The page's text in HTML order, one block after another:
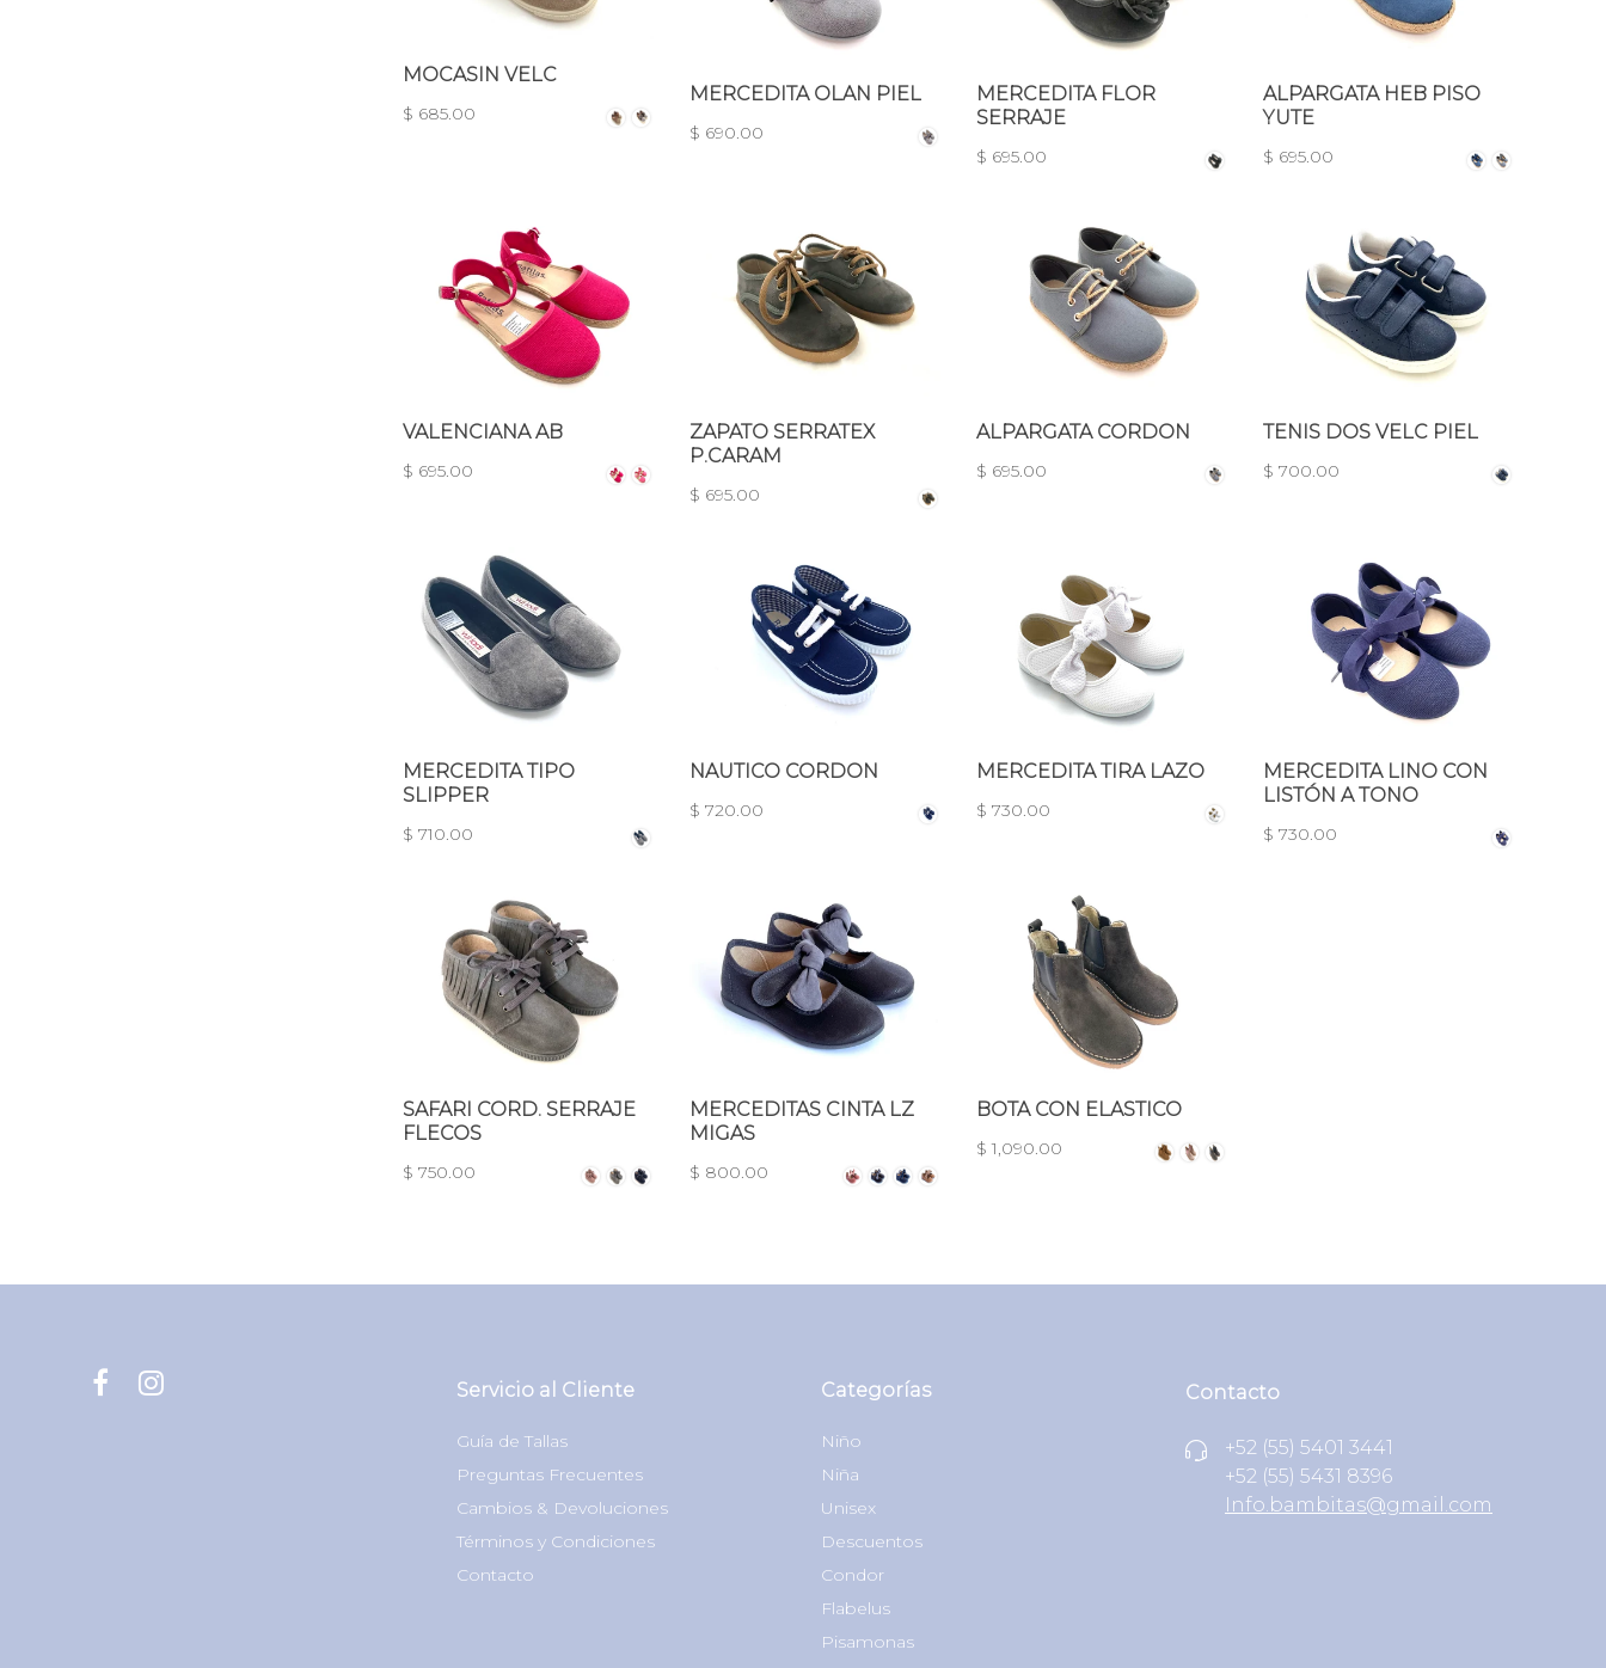
MOCASIN VELC
$ 685.00
MERCEDITA OLAN PIEL
$ 690.00
MERCEDITA FLOR
SERRAJE
$ 695.00
ALPARGATA HEB PISO
YUTE
$ 695.00
VALENCIANA AB
$ 695.00
ZAPATO SERRATEX
P.CARAM
$ 695.00
ALPARGATA CORDON
$ 695.00
TENIS DOS VELC PIEL
$ 700.00
MERCEDITA TIPO
SLIPPER
$ 710.00
NAUTICO CORDON
$ 720.00
MERCEDITA TIRA LAZO
$ 730.00
MERCEDITA LINO CON
LISTÓN A TONO
$ 730.00
SAFARI CORD. SERRAJE
FLECOS
$ 750.00
MERCEDITAS CINTA LZ
MIGAS
$ 800.00
BOTA CON ELASTICO
$ 1,090.00
Servicio al Cliente
Guía de Tallas
Preguntas Frecuentes
Cambios & Devoluciones
Términos y Condiciones
Contacto
Categorías
Niño
Niña
Unisex
Descuentos
Condor
Flabelus
Pisamonas
Contacto
+52 (55) 5401 3441
+52 (55) 5431 8396
Info.bambitas@gmail.com